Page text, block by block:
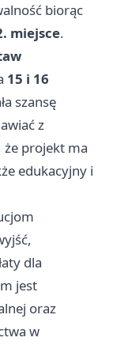
biorąc
miejsce.
15 i 16
szansę
z
projekt ma
edukacyjny i
dla
jest
oraz
w